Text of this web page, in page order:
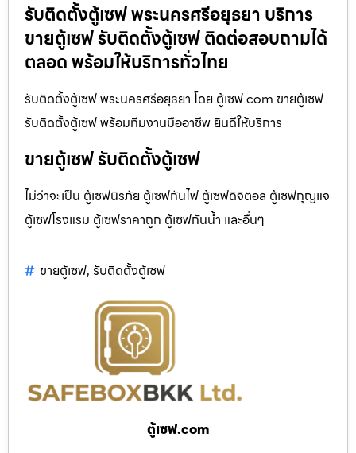
รับติดตั้งตู้เซฟ พระนครศรีอยุธยา บริการ
ขายตู้เซฟ รับติดตั้งตู้เซฟ ติดต่อสอบถามได้
ตลอด พร้อมให้บริการทั่วไทย
รับติดตั้งตู้เซฟ พระนครศรีอยุธยา โดย ตู้เซฟ.com ขายตู้เซฟ
รับติดตั้งตู้เซฟ พร้อมทีมงานมืออาชีพ ยินดีให้บริการ
ขายตู้เซฟ รับติดตั้งตู้เซฟ
ไม่ว่าจะเป็น ตู้เซฟนิรภัย ตู้เซฟกันไฟ ตู้เซฟดิจิตอล ตู้เซฟกุญแจ
ตู้เซฟโรงแรม ตู้เซฟราคาถูก ตู้เซฟกันน้ำ และอื่นๆ
ขายตู้เซฟ, รับติดตั้งตู้เซฟ
ตู้เซฟ.com